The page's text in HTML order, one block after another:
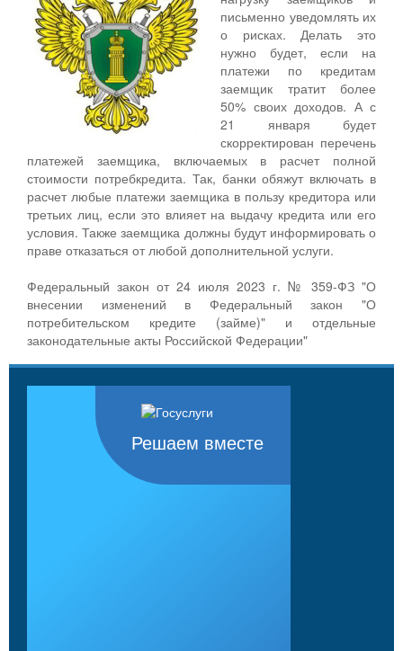
письменно уведомлять их
о рисках. Делать это
нужно будет, если на
платежи по кредитам
заемщик тратит более
50% своих доходов. А с
21 января будет
скорректирован перечень
платежей заемщика, включаемых в расчет полной
стоимости потребкредита. Так, банки обяжут включать в
расчет любые платежи заемщика в пользу кредитора или
третьих лиц, если это влияет на выдачу кредита или его
условия. Также заемщика должны будут информировать о
праве отказаться от любой дополнительной услуги.
Федеральный закон от 24 июля 2023 г. № 359-ФЗ "О
внесении изменений в Федеральный закон "О
потребительском кредите (займе)" и отдельные
законодательные акты Российской Федерации"
Решаем вместе